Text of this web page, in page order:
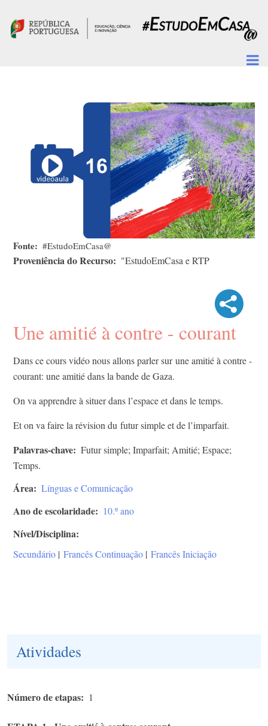
Fonte #EstudoEmCasa@
Proveniência do Recurso "EstudoEmCasa e RTP
​Une amitié à contre - courant
Dans ce cours vidéo nous allons parler sur une amitié à contre -
courant: une amitié dans la bande de Gaza.​
On va apprendre à situer dans l’espace et dans le temps.
Et on va faire la révision du futur simple et de l’imparfait.​
Palavras-chave
Futur simple; Imparfait; Amitié; Espace;
Temps.
Área Línguas e Comunicação
Ano de escolaridade 10.º ano
Nível/Disciplina
Secundário | Francês Continuação | Francês Iniciação
Atividades
Número de etapas 1